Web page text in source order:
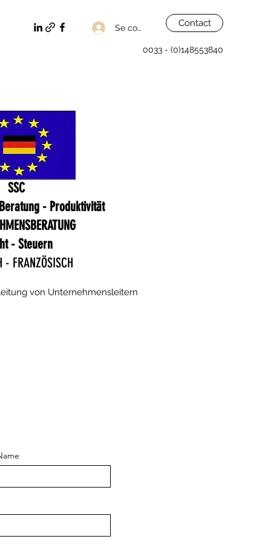
Se connecter Contact
0033 - (0)148553840
SSC
- Produktivität
- Steuern
- FRANZÖSISCH
von Unternehmensleitern